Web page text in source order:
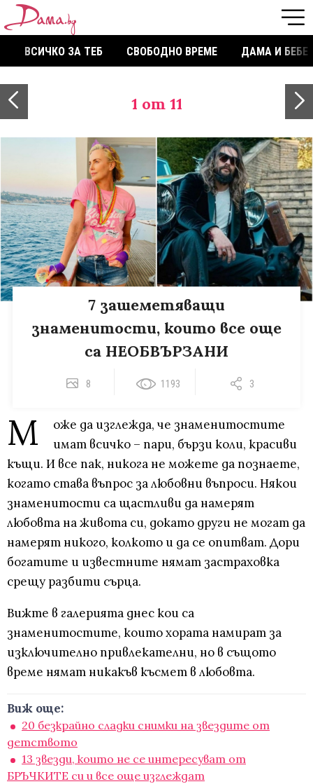
ВСИЧКО ЗА ТЕБ СВОБОДНО ВРЕМЕ ДАМА И БЕБЕ
1 от 11
7 зашеметяващи
знаменитости, които все още
са НЕОБВЪРЗАНИ
8 1193 3
М
оже да изглежда, че знаменитостите
имат всичко – пари, бързи коли, красиви
къщи. И все пак, никога не можете да познаете,
когато става въпрос за любовни въпроси. Някои
знаменитости са щастливи да намерят
любовта на живота си, докато други не могат да
намерят никого, колкото и да се опитват. Дори
богатите и известните нямат застраховка
срещу разбити сърца.
Вижте в галерията днес кои са
знаменитостите, които хората намират за
изключително привлекателни, но в същото
време нямат никакъв късмет в любовта.
Виж още:
20 безкрайно сладки снимки на звездите от
детството
13 звезди, които не се интересуват от
БРЪЧКИТЕ си и все още изглеждат